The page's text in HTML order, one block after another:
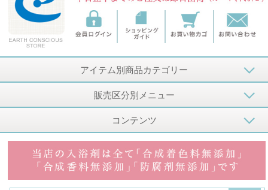
アイテム別商品カテゴリー
販売区分別メニュー
コンテンツ